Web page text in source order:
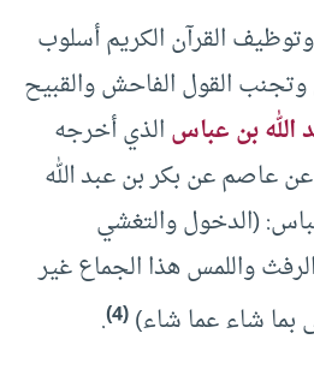
القرآن الكريم أسلوب
وتجنب القول الفاحش والقبيح
الله بن عباسالذي أخرجه
عاصم عن بكر بن عبد الله
(الدخول والتغشي
واللمس هذا الجماع غير
بما شاء عما شاء) (4)
.